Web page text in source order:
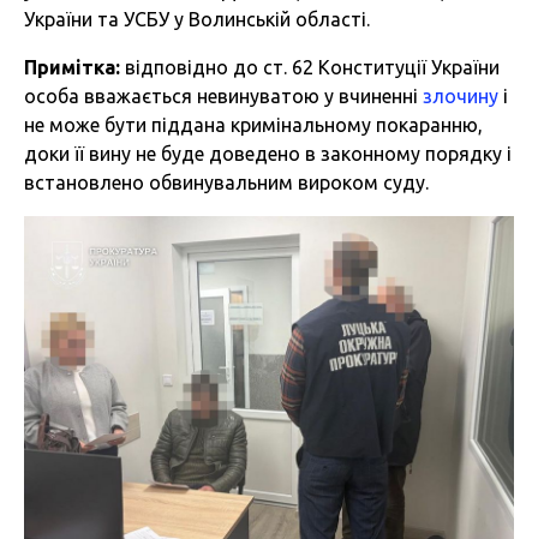
України та УСБУ у Волинській області.
Примітка: відповідно до ст. 62 Конституції України
особа вважається невинуватою у вчиненні злочину і
не може бути піддана кримінальному покаранню,
доки її вину не буде доведено в законному порядку і
встановлено обвинувальним вироком суду.